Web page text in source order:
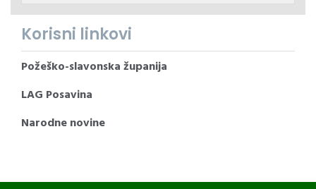
Korisni linkovi
Požeško-slavonska županija
LAG Posavina
Narodne novine